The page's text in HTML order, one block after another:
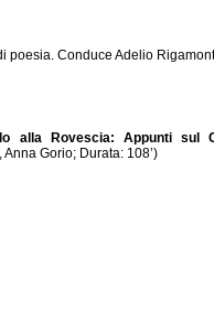
poesia. Conduce Adelio
alla Rovescia: Appunti sul
Gorio; Durata: 108’)